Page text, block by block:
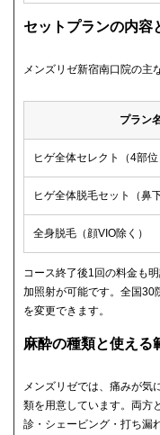
セットプランの内容
メンズリゼ新宿南口院の主
プラン
ヒゲ全体セレクト（4部位
ヒゲ全体脱毛セット（鼻
全身脱毛（顔VIO除く）
コース終了後1回の料金も
加照射が可能です。全国30
を変更できます。
麻酔の種類と使える
メンズリゼでは、痛みが気
類を用意しています。両方
診・シェービング・打ち漏